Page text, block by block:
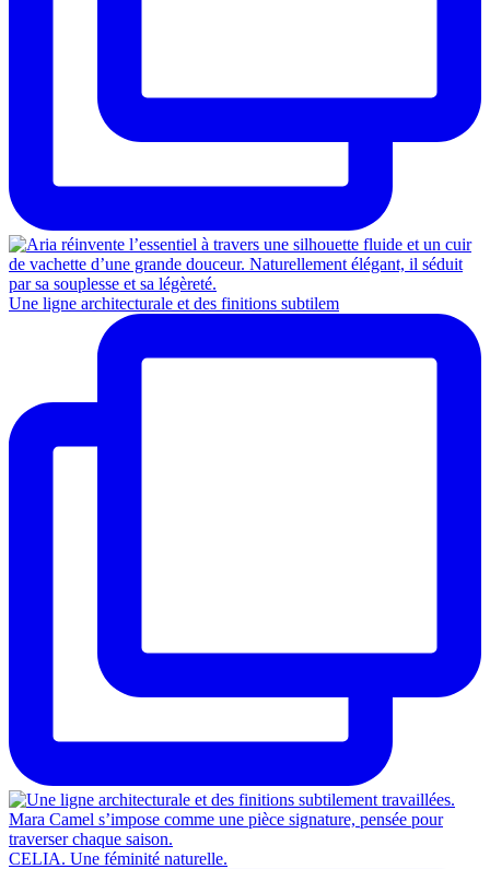
Une ligne architecturale et des finitions subtilem
CELIA. Une féminité naturelle.